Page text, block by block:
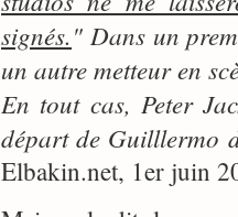
signés." Dans un
un autre metteur en
En tout cas, Peter
départ de Guilllermo
Elbakin.net, 1er juin